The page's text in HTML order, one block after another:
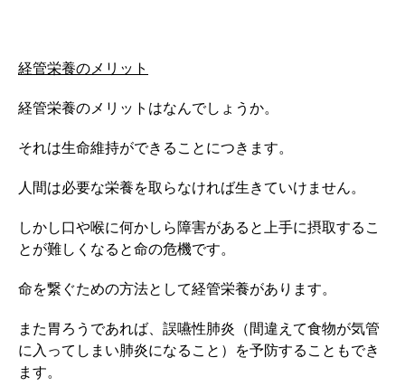
経管栄養のメリット
経管栄養のメリットはなんでしょうか。
それは生命維持ができることにつきます。
人間は必要な栄養を取らなければ生きていけません。
しかし口や喉に何かしら障害があると上手に摂取するこ
とが難しくなると命の危機です。
命を繋ぐための方法として経管栄養があります。
また胃ろうであれば、誤嚥性肺炎（間違えて食物が気管
に入ってしまい肺炎になること）を予防することもでき
ます。